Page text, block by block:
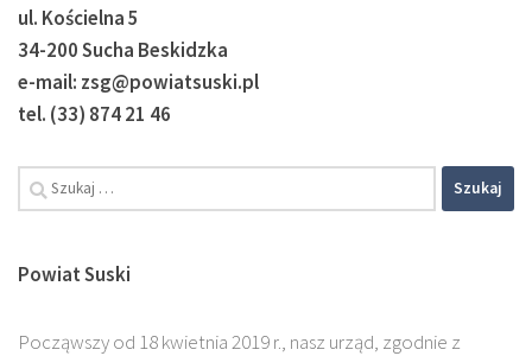
ul. Kościelna 5
34-200 Sucha Beskidzka
e-mail: zsg@powiatsuski.pl
tel. (33) 874 21 46
Szukaj:
Powiat Suski
Począwszy od 18 kwietnia 2019 r., nasz urząd, zgodnie z